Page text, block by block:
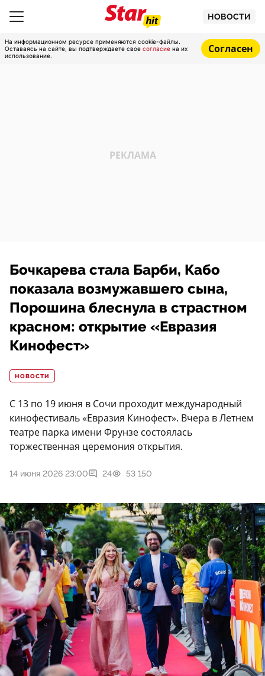
НОВОСТИ
На информационном ресурсе применяются cookie-файлы.
Оставаясь на сайте, вы подтверждаете свое согласие на их
использование.
Согласен
Бочкарева стала Барби, Кабо
показала возмужавшего сына,
Порошина блеснула в страстном
красном: открытие «Евразия
Кинофест»
НОВОСТИ
С 13 по 19 июня в Сочи проходит международный
кинофестиваль «Евразия Кинофест». Вчера в Летнем
театре парка имени Фрунзе состоялась
торжественная церемония открытия.
14 июня 2026 23:00 24 53 150